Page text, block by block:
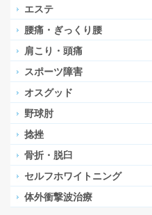
エステ
腰痛・ぎっくり腰
肩こり・頭痛
スポーツ障害
オスグッド
野球肘
捻挫
骨折・脱臼
セルフホワイトニング
体外衝撃波治療